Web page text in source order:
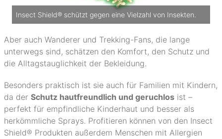
Insect Shield® schützt gegen eine Vielzahl von Insekten.
Aber auch Wanderer und Trekking-Fans, die lange
unterwegs sind, schätzen den Komfort, den Schutz und
die Alltagstauglichkeit der Bekleidung.
Besonders praktisch ist sie auch für Familien mit Kindern,
da der Schutz hautfreundlich und geruchlos ist –
perfekt für empfindliche Kinderhaut und besser als
herkömmliche Sprays. Profitieren können von den Insect
Shield® Produkten außerdem Menschen mit Allergien